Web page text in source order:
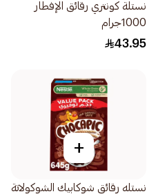
نستلة كونتري رقائق الإفطار
1000جرام
43.95
+
نستله رقائق شوكابيك الشوكولاتة